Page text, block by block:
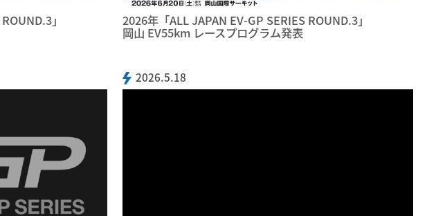
」 2026年「ALL JAPAN EV-GP SERIES ROUND.3」
岡山 EV55km レースプログラム発表
2026.5.18